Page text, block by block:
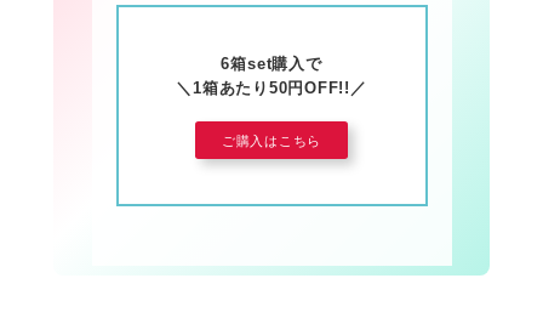
6箱set購入で
＼1箱あたり50円OFF!!／
ご購入はこちら